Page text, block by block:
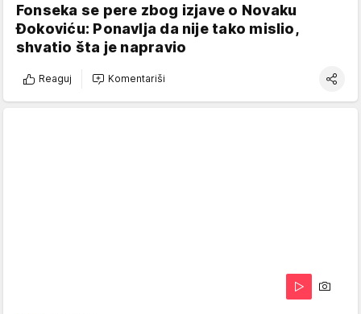
Fonseka se pere zbog izjave o Novaku
Đokoviću: Ponavlja da nije tako mislio,
shvatio šta je napravio
Reaguj Komentariši